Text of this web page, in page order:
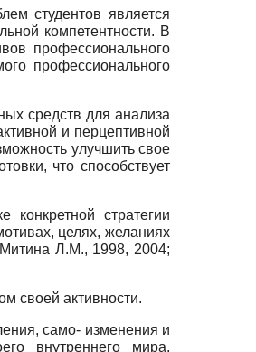
студентов является
компетентности. В
профессионального
профессионального
средств для анализа
и перцептивной
улучшить свое
что способствует
стратегии
целях, желаниях
Л.М., 1998, 2004;
своей активности.
само- изменения и
внутреннего мира.